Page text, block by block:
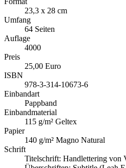
23,3 x 28 cm
Umfang
64 Seiten
Auflage
4000
Preis
25,00 Euro
ISBN
978-3-314-10673-6
Einbandart
Pappband
Einbandmaterial
115 g/m² Geltex
Papier
140 g/m² Magno Natural
Schrift
Titelschrift: Handlettering von